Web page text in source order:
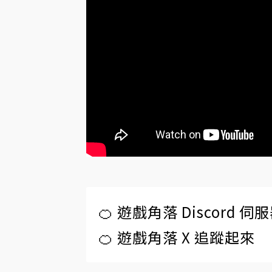
🍊 遊戲角落 Discord 伺服
🍊 遊戲角落 X 追蹤起來